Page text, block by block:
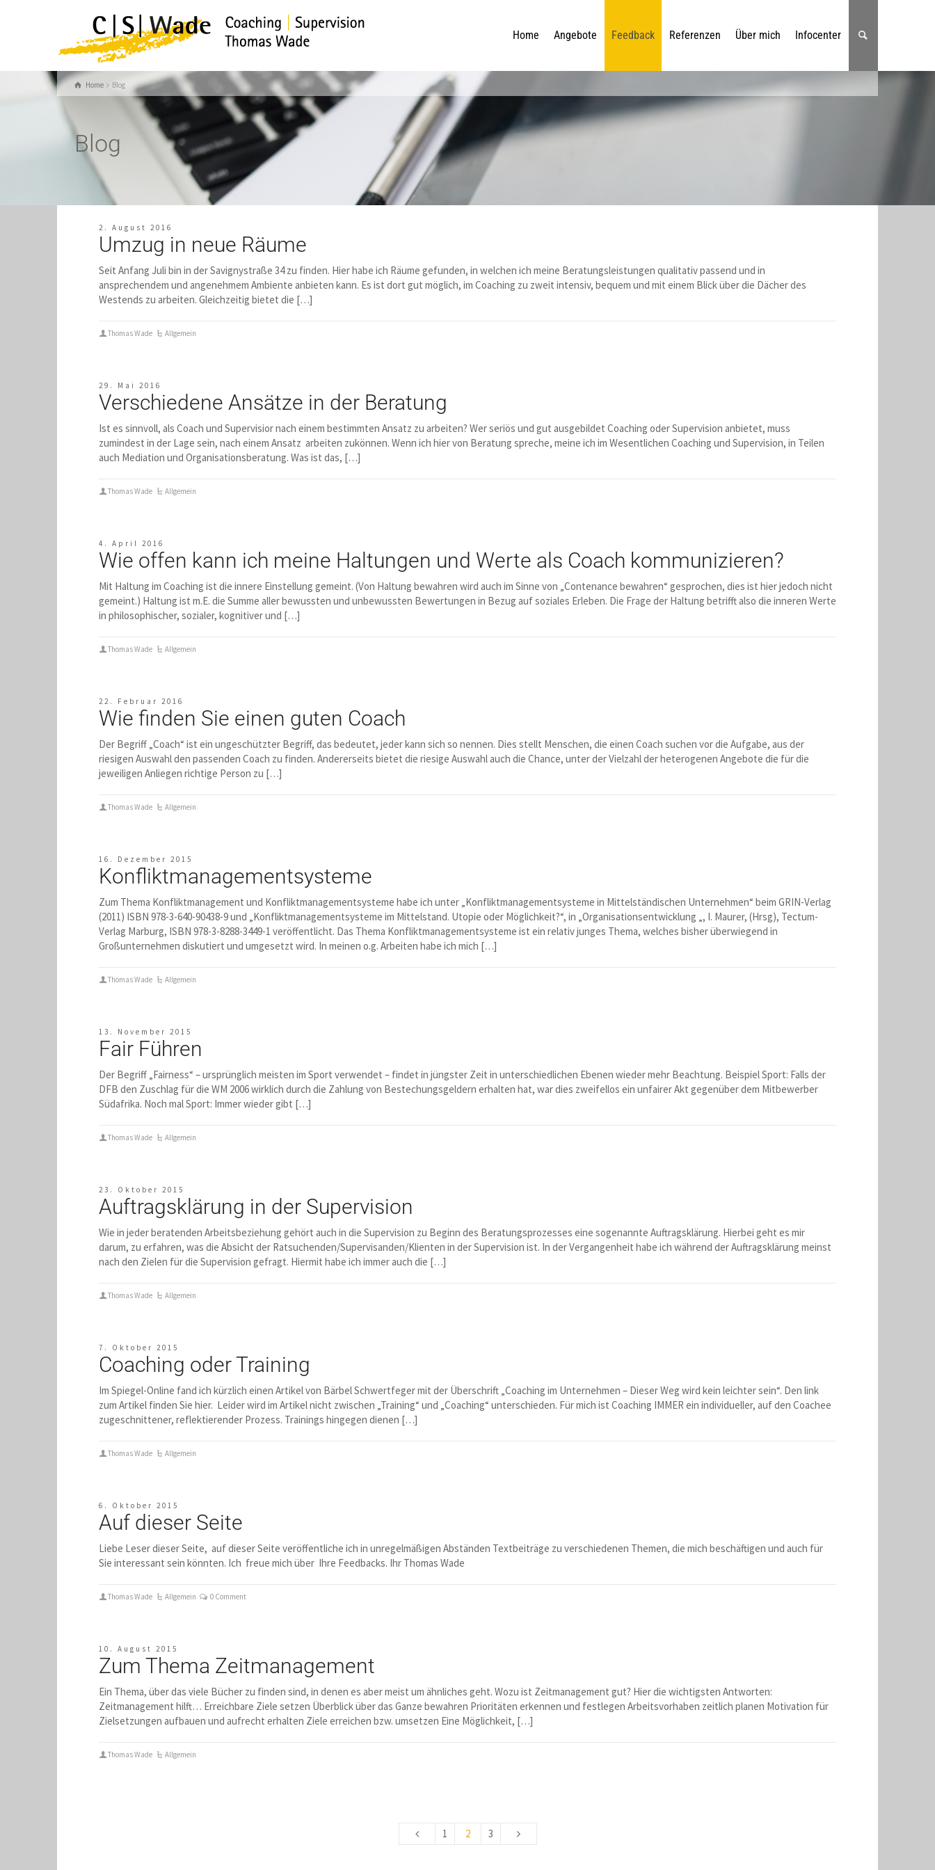
Home Angebote Feedback Referenzen Über mich Infocenter
Home Blog
Blog
2. August 2016
Umzug in neue Räume
Seit Anfang Juli bin in der Savignystraße 34 zu finden. Hier habe ich Räume gefunden, in welchen ich meine Beratungsleistungen qualitativ passend und in
ansprechendem und angenehmem Ambiente anbieten kann. Es ist dort gut möglich, im Coaching zu zweit intensiv, bequem und mit einem Blick über die Dächer des
Westends zu arbeiten. Gleichzeitig bietet die […]
Thomas Wade Allgemein
29. Mai 2016
Verschiedene Ansätze in der Beratung
Ist es sinnvoll, als Coach und Supervisior nach einem bestimmten Ansatz zu arbeiten? Wer seriös und gut ausgebildet Coaching oder Supervision anbietet, muss
zumindest in der Lage sein, nach einem Ansatz arbeiten zukönnen. Wenn ich hier von Beratung spreche, meine ich im Wesentlichen Coaching und Supervision, in Teilen
auch Mediation und Organisationsberatung. Was ist das, […]
Thomas Wade Allgemein
4. April 2016
Wie offen kann ich meine Haltungen und Werte als Coach kommunizieren?
Mit Haltung im Coaching ist die innere Einstellung gemeint. (Von Haltung bewahren wird auch im Sinne von „Contenance bewahren“ gesprochen, dies ist hier jedoch nicht
gemeint.) Haltung ist m.E. die Summe aller bewussten und unbewussten Bewertungen in Bezug auf soziales Erleben. Die Frage der Haltung betrifft also die inneren Werte
in philosophischer, sozialer, kognitiver und […]
Thomas Wade Allgemein
22. Februar 2016
Wie finden Sie einen guten Coach
Der Begriff „Coach“ ist ein ungeschützter Begriff, das bedeutet, jeder kann sich so nennen. Dies stellt Menschen, die einen Coach suchen vor die Aufgabe, aus der
riesigen Auswahl den passenden Coach zu finden. Andererseits bietet die riesige Auswahl auch die Chance, unter der Vielzahl der heterogenen Angebote die für die
jeweiligen Anliegen richtige Person zu […]
Thomas Wade Allgemein
16. Dezember 2015
Konfliktmanagementsysteme
Zum Thema Konfliktmanagement und Konfliktmanagementsysteme habe ich unter „Konfliktmanagementsysteme in Mittelständischen Unternehmen“ beim GRIN-Verlag
(2011) ISBN 978-3-640-90438-9 und „Konfliktmanagementsysteme im Mittelstand. Utopie oder Möglichkeit?“, in „Organisationsentwicklung „, I. Maurer, (Hrsg), Tectum-
Verlag Marburg, ISBN 978-3-8288-3449-1 veröffentlicht. Das Thema Konfliktmanagementsysteme ist ein relativ junges Thema, welches bisher überwiegend in
Großunternehmen diskutiert und umgesetzt wird. In meinen o.g. Arbeiten habe ich mich […]
Thomas Wade Allgemein
13. November 2015
Fair Führen
Der Begriff „Fairness“ – ursprünglich meisten im Sport verwendet – findet in jüngster Zeit in unterschiedlichen Ebenen wieder mehr Beachtung. Beispiel Sport: Falls der
DFB den Zuschlag für die WM 2006 wirklich durch die Zahlung von Bestechungsgeldern erhalten hat, war dies zweifellos ein unfairer Akt gegenüber dem Mitbewerber
Südafrika. Noch mal Sport: Immer wieder gibt […]
Thomas Wade Allgemein
23. Oktober 2015
Auftragsklärung in der Supervision
Wie in jeder beratenden Arbeitsbeziehung gehört auch in die Supervision zu Beginn des Beratungsprozesses eine sogenannte Auftragsklärung. Hierbei geht es mir
darum, zu erfahren, was die Absicht der Ratsuchenden/Supervisanden/Klienten in der Supervision ist. In der Vergangenheit habe ich während der Auftragsklärung meinst
nach den Zielen für die Supervision gefragt. Hiermit habe ich immer auch die […]
Thomas Wade Allgemein
7. Oktober 2015
Coaching oder Training
Im Spiegel-Online fand ich kürzlich einen Artikel von Bärbel Schwertfeger mit der Überschrift „Coaching im Unternehmen – Dieser Weg wird kein leichter sein“. Den link
zum Artikel finden Sie hier. Leider wird im Artikel nicht zwischen „Training“ und „Coaching“ unterschieden. Für mich ist Coaching IMMER ein individueller, auf den Coachee
zugeschnittener, reflektierender Prozess. Trainings hingegen dienen […]
Thomas Wade Allgemein
6. Oktober 2015
Auf dieser Seite
Liebe Leser dieser Seite, auf dieser Seite veröffentliche ich in unregelmäßigen Abständen Textbeiträge zu verschiedenen Themen, die mich beschäftigen und auch für
Sie interessant sein könnten. Ich freue mich über Ihre Feedbacks. Ihr Thomas Wade
Thomas Wade Allgemein 0 Comment
10. August 2015
Zum Thema Zeitmanagement
Ein Thema, über das viele Bücher zu finden sind, in denen es aber meist um ähnliches geht. Wozu ist Zeitmanagement gut? Hier die wichtigsten Antworten:
Zeitmanagement hilft… Erreichbare Ziele setzen Überblick über das Ganze bewahren Prioritäten erkennen und festlegen Arbeitsvorhaben zeitlich planen Motivation für
Zielsetzungen aufbauen und aufrecht erhalten Ziele erreichen bzw. umsetzen Eine Möglichkeit, […]
Thomas Wade Allgemein
1 2 3